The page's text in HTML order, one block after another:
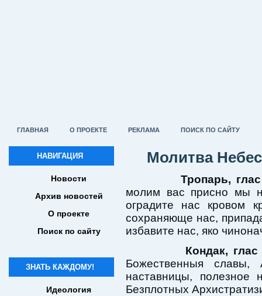
ГЛАВНАЯ О ПРОЕКТЕ РЕКЛАМА ПОИСК ПО САЙТУ
НАВИГАЦИЯ
Новости
Архив новостей
О проекте
Поиск по сайту
ЗНАТЬ КАЖДОМУ!
Идеология
Молитва
Тропарь,
молим вас присно мы
оградите нас кровом
сохраняюще нас,
избавите нас, яко
Кондак,
Божественныя славы,
наставницы,
Безплотных